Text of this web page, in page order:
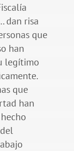
dan risa
que
han
legítimo
que
han